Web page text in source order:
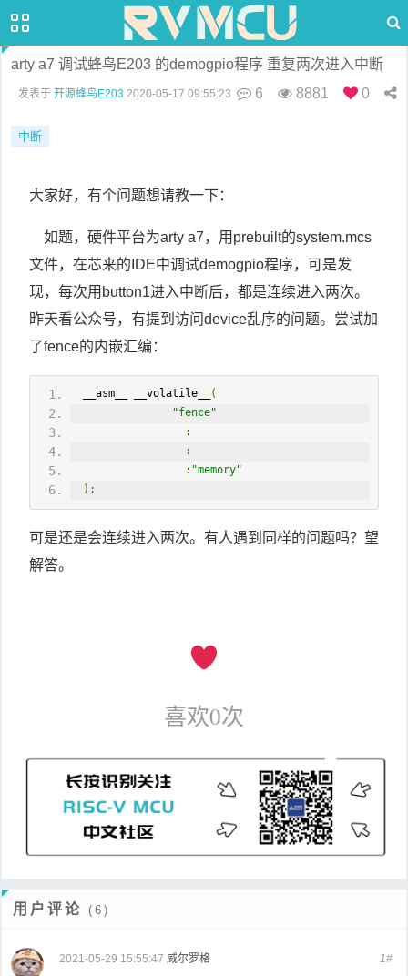
arty a7 调试蜂鸟E203 的demogpio程序 重复两次进入中断
发表于 开源蜂鸟E203 2020-05-17 09:55:23 6 8881 0
中断
大家好，有个问题想请教一下：
如题，硬件平台为arty a7，用prebuilt的system.mcs
文件，在芯来的IDE中调试demogpio程序，可是发
现，每次用button1进入中断后，都是连续进入两次。
昨天看公众号，有提到访问device乱序的问题。尝试加
了fence的内嵌汇编：
  __asm__ __volatile__
(
"fence"
:
:
: "memory"
);
可是还是会连续进入两次。有人遇到同样的问题吗？望
解答。
喜欢0次
用户评论 (6)
2021-05-29 15:55:47 威尔罗格 1#